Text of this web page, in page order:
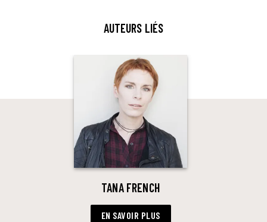
AUTEURS LIÉS
TANA FRENCH
EN SAVOIR PLUS